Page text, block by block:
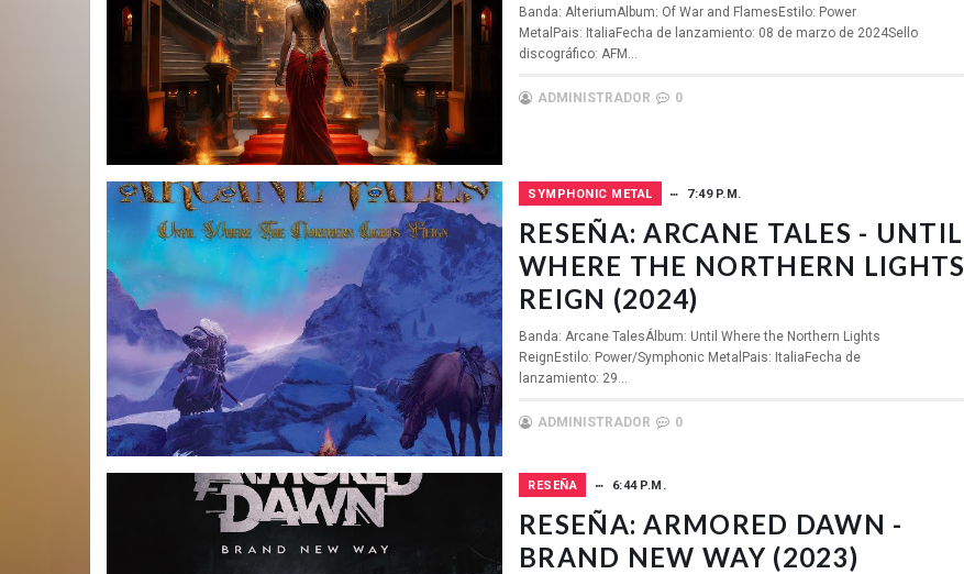
Banda: AlteriumAlbum: Of War and FlamesEstilo: Power
MetalPais: ItaliaFecha de lanzamiento: 08 de marzo de 2024Sello
discográfico: AFM...
ADMINISTRADOR 0
SYMPHONIC METAL 7:49 P.M.
RESEÑA: ARCANE TALES - UNTIL
WHERE THE NORTHERN LIGHTS
REIGN (2024)
Banda: Arcane TalesÁlbum: Until Where the Northern Lights
ReignEstilo: Power/Symphonic MetalPais: ItaliaFecha de
lanzamiento: 29...
ADMINISTRADOR 0
RESEÑA 6:44 P.M.
RESEÑA: ARMORED DAWN -
BRAND NEW WAY (2023)